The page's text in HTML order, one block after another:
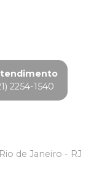
2254-1540
de Janeiro - RJ